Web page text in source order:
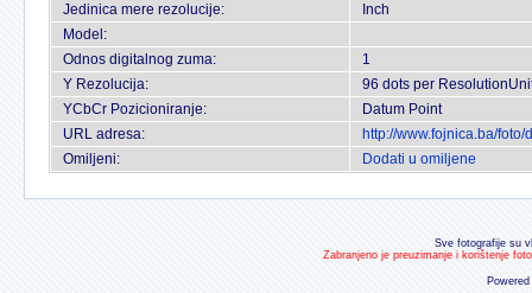
Jedinica mere rezolucije:
Inch
Model:
Odnos digitalnog zuma:
1
Y Rezolucija:
96 dots per
YCbCr Pozicioniranje:
Datum Point
URL adresa:
http://www.fojnica.ba/
Omiljeni:
Dodati u omiljene
Sve fotografije su
Zabranjeno je preuzimanje i korištenje